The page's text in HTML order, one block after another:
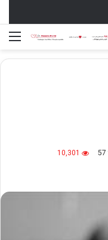
57
10,301